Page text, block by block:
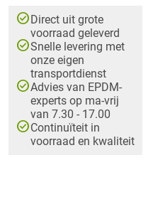
check_circleDirect uit grote
voorraad geleverd
check_circleSnelle levering met
onze eigen
transportdienst
check_circleAdvies van EPDM-
experts op ma-vrij
van 7.30 - 17.00
check_circleContinuïteit in
voorraad en kwaliteit